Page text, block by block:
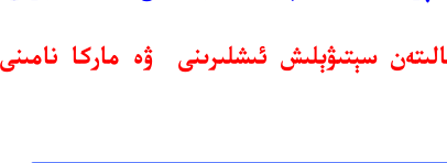
سېتىۋېلىش ئىشلىرىنى ۋە ماركا نامىنى